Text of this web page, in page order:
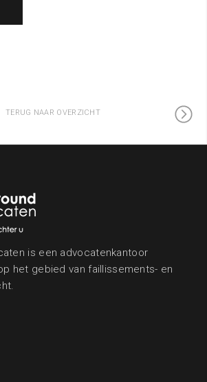
TERUG NAAR OVERZICHT
is een advocatenkantoor
het gebied van faillissements- en